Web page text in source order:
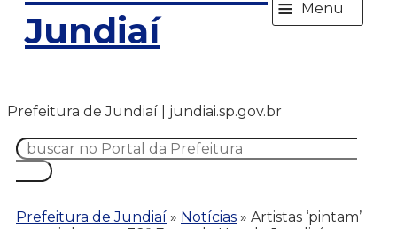
Jundiaí
≡ Menu
Prefeitura de Jundiaí | jundiai.sp.gov.br
Prefeitura de Jundiaí » Notícias » Artistas ‘pintam’